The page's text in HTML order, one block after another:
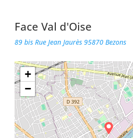
Face Val d'Oise
89 bis Rue Jean Jaurès 95870 Bezons
+
−